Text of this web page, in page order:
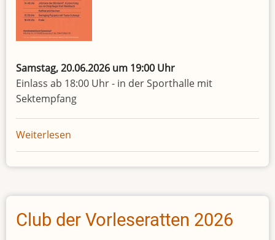
Samstag, 20.06.2026 um 19:00 Uhr
Einlass ab 18:00 Uhr - in der Sporthalle mit
Sektempfang
Weiterlesen
50
Jahre
Club der Vorleseratten 2026